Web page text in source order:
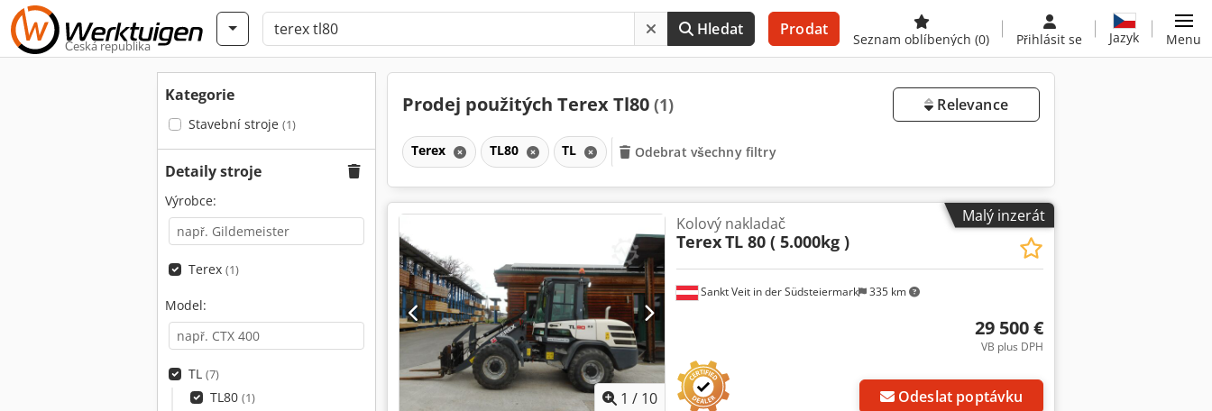
Česká republika
Hledat Prodat
Seznam oblíbených (0) Přihlásit se Jazyk Menu
Kategorie
Stavební stroje (1)
Detaily stroje
Výrobce:
Terex (1)
Model:
TL (7)
TL80 (1)
Prodej použitých Terex Tl80 (1) Relevance
Terex TL80 TL Odebrat všechny filtry
Malý inzerát
1 / 10
Sankt Veit in der Südsteiermark 335 km
Kolový nakladač
TerexTL 80 ( 5.000kg )
29 500 €
VB plus DPH
Odeslat poptávku